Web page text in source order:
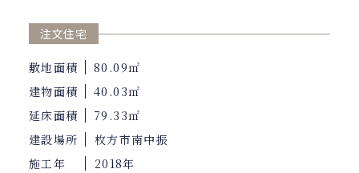
注文住宅
敷地面積
80.09㎡
建物面積
40.03㎡
延床面積
79.33㎡
建設場所
枚方市南中振
施工年
2018年